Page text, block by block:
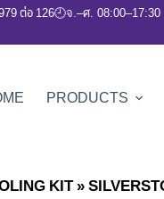
ต่อ 126🕘จ.–ศ. 08:00–17:30
PRODUCTS
KIT»